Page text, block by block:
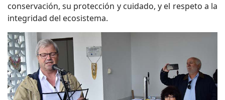
conservación, su protección y cuidado, y el respeto a la
integridad del ecosistema.